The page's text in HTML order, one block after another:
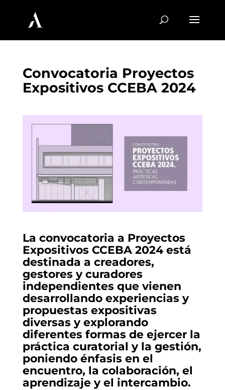
Convocatoria Proyectos
Expositivos CCEBA 2024
La convocatoria a Proyectos
Expositivos CCEBA 2024 está
destinada a creadores,
gestores y curadores
independientes que vienen
desarrollando experiencias y
propuestas expositivas
diversas y explorando
diferentes formas de ejercer la
práctica curatorial y la gestión,
poniendo énfasis en el
encuentro, la colaboración, el
aprendizaje y el intercambio.